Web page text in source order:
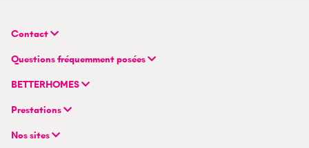
Contact
BETTERHOMES (Suisse) SA
Siège principal
Flurstrasse 55
info@betterhomes.ch
Questions fréquemment posées
FAQ | Évaluation immobilière
FAQ | Devenir agent immobilier
BETTERHOMES
Compagnie
Expériences BETTERHOMES
Prestations
Recherche de bien
Nos sites